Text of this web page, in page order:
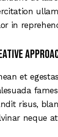
in
et
risus,
neque